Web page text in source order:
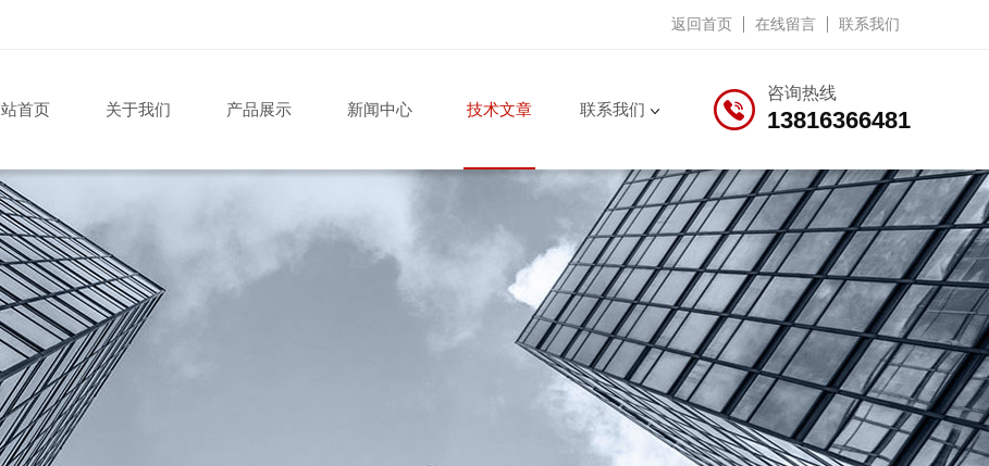
返回首页 在线留言 联系我们
咨询热线
13816366481
首页 关于我们 产品展示 新闻中心 技术文章 联系我们